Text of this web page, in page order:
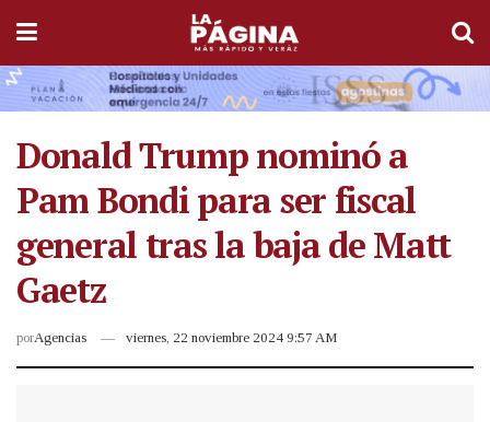
Donald Trump nominó a
Pam Bondi para ser fiscal
general tras la baja de Matt
Gaetz
porAgencias viernes, 22 noviembre 2024 9:57 AM